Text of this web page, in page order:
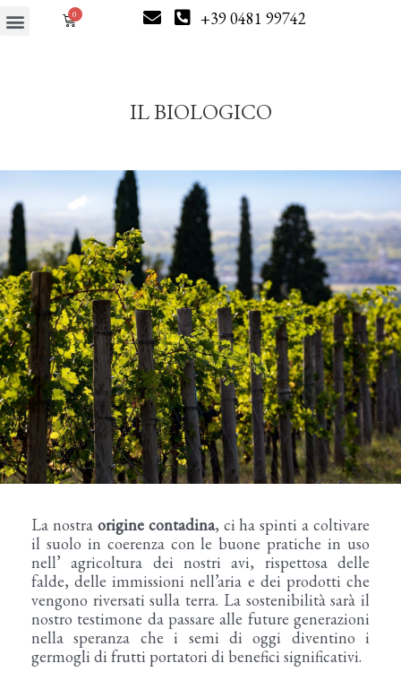
+39 0481 99742
IL BIOLOGICO
La nostra origine contadina, ci ha spinti a coltivare
il suolo in coerenza con le buone pratiche in uso
nell’ agricoltura dei nostri avi, rispettosa delle
falde, delle immissioni nell’aria e dei prodotti che
vengono riversati sulla terra. La sostenibilità sarà il
nostro testimone da passare alle future generazioni
nella speranza che i semi di oggi diventino i
germogli di frutti portatori di benefici significativi.